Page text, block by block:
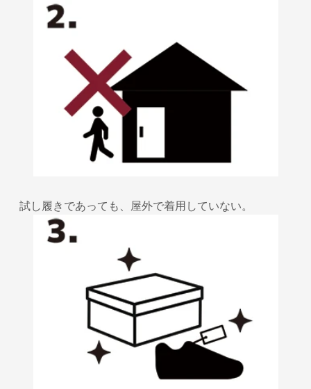
試し履きであっても、屋外で着用していない。